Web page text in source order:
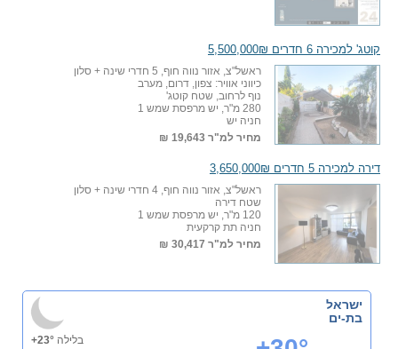
קוטג' למכירה 6 חדרים 5,500,000₪
ראשל"צ, אזור נווה חוף, 5 חדרי שינה + סלון
כיווני אוויר: צפון, דרום, מערב
נוף לרחוב, שטח קוטג'
280 מ"ר, יש מרפסת שמש 1
חניה יש
מחיר למ"ר 19,643 ₪
דירה למכירה 5 חדרים 3,650,000₪
ראשל"צ, אזור נווה חוף, 4 חדרי שינה + סלון
שטח דירה
120 מ"ר, יש מרפסת שמש 1
חניה תת קרקעית
מחיר למ"ר 30,417 ₪
ישראל
בת-ים
בלילה +23°